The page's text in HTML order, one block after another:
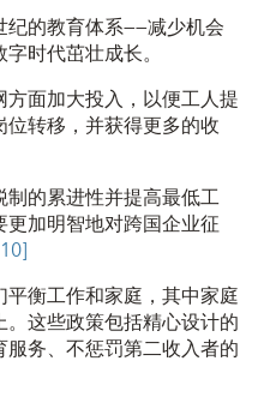
的教育体系——减少机会
时代茁壮成长。
面加大投入，以便工人提
转移，并获得更多的收
的累进性并提高最低工
加明智地对跨国企业征
衡工作和家庭，其中家庭
这些政策包括精心设计的
务、不惩罚第二收入者的